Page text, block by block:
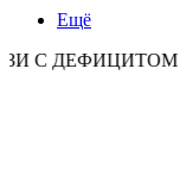
Ещё